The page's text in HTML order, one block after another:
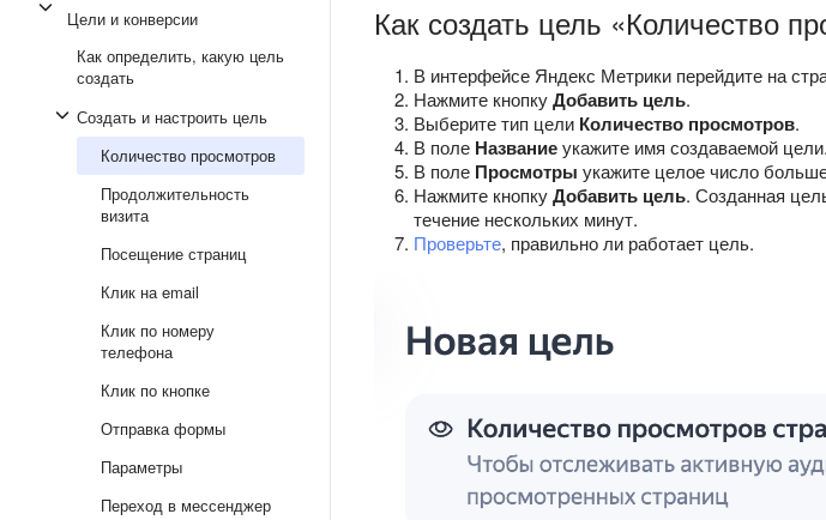
Цели и конверсии
Как определить, какую цель
создать
Создать и настроить цель
Количество просмотров
Продолжительность
визита
Посещение страниц
Клик на email
Клик по номеру
телефона
Клик по кнопке
Отправка формы
Параметры
Переход в мессенджер
Как создать цель «Количество
В интерфейсе Яндекс Метрики перейдите на
Нажмите кнопкуДобавить цель.
Выберите тип цели Количество просмотров.
В поле Названиеукажите имя создаваемой цели.
В поле Просмотры укажите целое число
Нажмите кнопкуДобавить цель. Созданная
течение нескольких минут.
Проверьте, правильно ли работает цель.